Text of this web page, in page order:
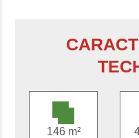
146 m²